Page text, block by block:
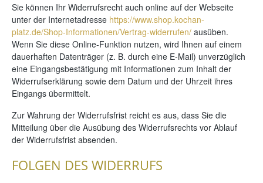
Sie können Ihr Widerrufsrecht auch online auf der Webseite
unter der Internetadresse https://www.shop.kochan-
platz.de/Shop-Informationen/Vertrag-widerrufen/ ausüben.
Wenn Sie diese Online-Funktion nutzen, wird Ihnen auf einem
dauerhaften Datenträger (z. B. durch eine E-Mail) unverzüglich
eine Eingangsbestätigung mit Informationen zum Inhalt der
Widerrufserklärung sowie dem Datum und der Uhrzeit ihres
Eingangs übermittelt.
Zur Wahrung der Widerrufsfrist reicht es aus, dass Sie die
Mitteilung über die Ausübung des Widerrufsrechts vor Ablauf
der Widerrufsfrist absenden.
FOLGEN DES WIDERRUFS